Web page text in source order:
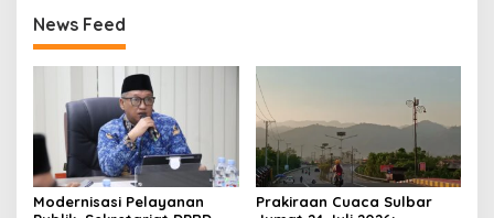
News Feed
Modernisasi Pelayanan
Prakiraan Cuaca Sulbar